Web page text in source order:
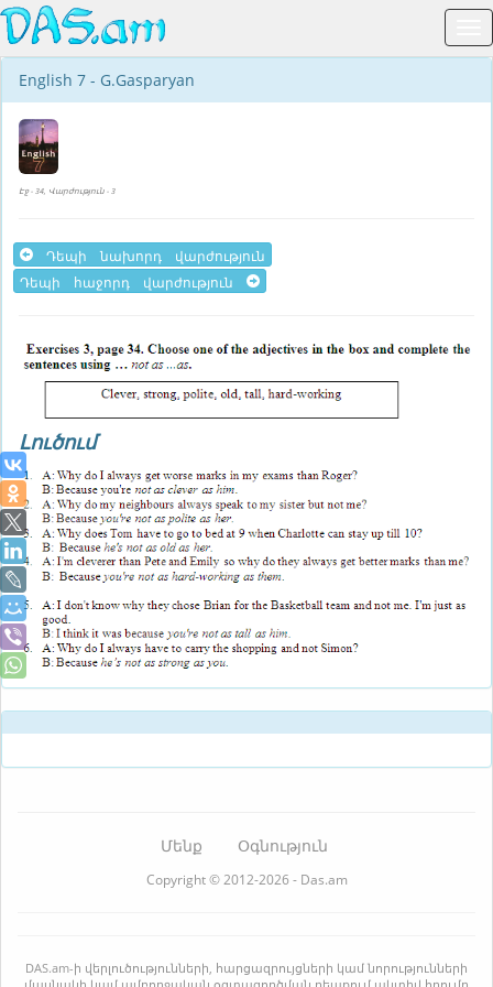
English 7 - G.Gasparyan
Էջ - 34, Վարժություն - 3
Դեպի նախորդ վարժություն
Դեպի հաջորդ վարժություն
Լուծում
Մենք Օգնություն
Copyright © 2012-2026 - Das.am
DAS.am-ի վերլուծությունների, հարցազրույցների կամ նորությունների